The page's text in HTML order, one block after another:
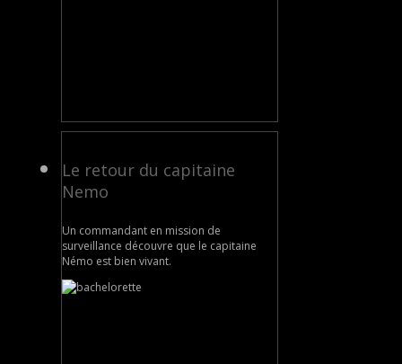
Le retour du capitaine
Nemo
Un commandant en mission de
surveillance découvre que le capitaine
Némo est bien vivant.